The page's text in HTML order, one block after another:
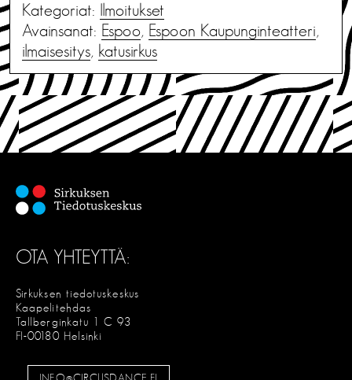
Kategoriat: Ilmoitukset
Avainsanat: Espoo, Espoon Kaupunginteatteri,
ilmaisesitys, katusirkus
OTA YHTEYTTÄ:
Sirkuksen tiedotuskeskus
Kaapelitehdas
Tallberginkatu 1 C 93
FI-00180 Helsinki